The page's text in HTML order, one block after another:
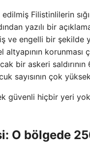
Filistinlilerin
yazılı bir
engelli bir şekilde
korunması
bir askeri
sayısının çok
hiçbir yeri
O bölgede